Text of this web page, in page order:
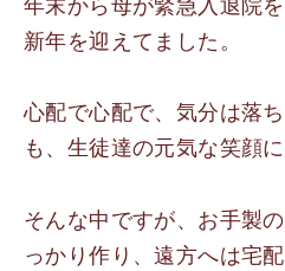
年末から母が緊急入退院
新年を迎えてました。
心配で心配で、気分は落
も、生徒達の元気な笑顔
そんな中ですが、お手製
っかり作り、遠方へは宅